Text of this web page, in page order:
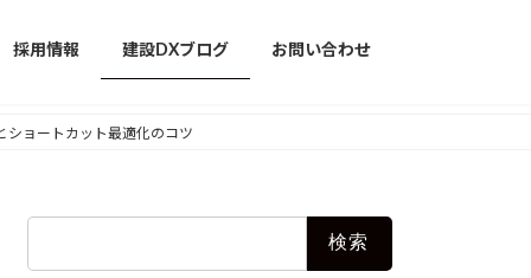
採用情報 建設DXブログ お問い合わせ
ショートカット最適化のコツ